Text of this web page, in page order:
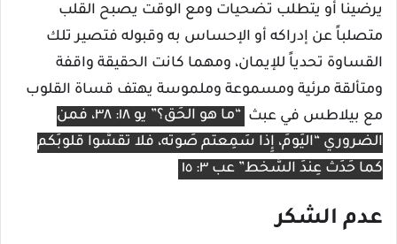
يرضينا أو يتطلب تضحيات ومع الوقت يصبح القلب
متصلباً عن إدراكه أو الإحساس به وقبوله فتصير تلك
القساوة تحدياً للإيمان، ومهما كانت الحقيقة واقفة
ومتألقة مرئية ومسموعة وملموسة يهتف قساة القلوب
مع بيلاطس في عبث
“ما هو الحَقّ؟” يو ١٨: ٣٨، فمن
الضروري “اليَومَ، إِذا سَمِعتُم صَوتَه، فلا تُقَسُّوا قُلوبَكم
كما حَدَثَ عِندَ السُّخْط” عب ٣: ١٥
عدم الشكر